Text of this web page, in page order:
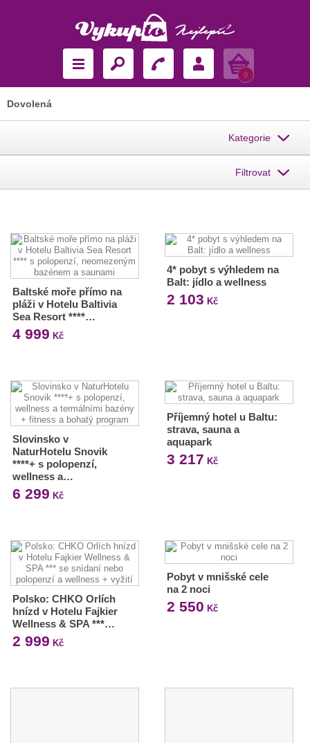
Košík
0
Dovolená
Kategorie
Filtrovat
Baltské moře přímo na
pláži v Hotelu Baltivia
Sea Resort ****…
4 999 Kč
4* pobyt s výhledem na
Balt: jídlo a wellness
2 103 Kč
Slovinsko v
NaturHotelu Snovik
****+ s polopenzí,
wellness a…
6 299 Kč
Příjemný hotel u Baltu:
strava, sauna a
aquapark
3 217 Kč
Polsko: CHKO Orlích
hnízd v Hotelu Fajkier
Wellness & SPA ***…
2 999 Kč
Pobyt v mnišské cele
na 2 noci
2 550 Kč